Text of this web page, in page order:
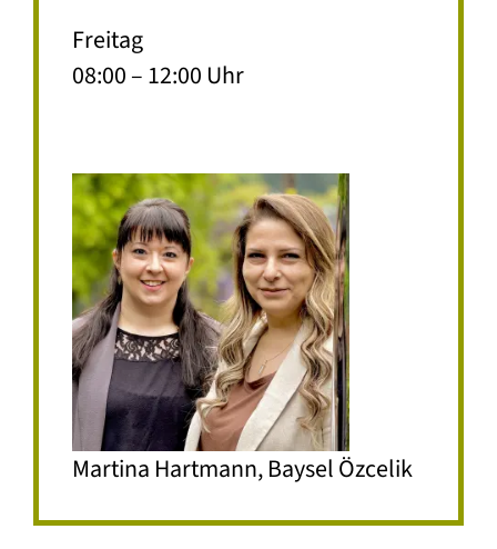
Freitag
08:00 – 12:00 Uhr
Martina Hartmann, Baysel Özcelik